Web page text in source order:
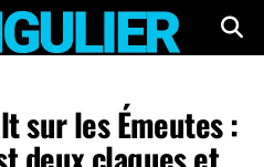
sur les Émeutes :